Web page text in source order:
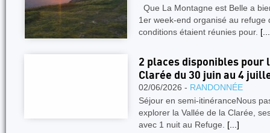
Que La Montagne est Belle a
1er week-end organisé au refuge
conditions étaient réunies pour.
2 places disponibles pour
Clarée du 30 juin au 4
02/06/2026 - RANDONNÉE
Séjour en semi-itinéranceNous
explorer la Vallée de la Clarée,
avec 1 nuit au Refuge. [...]